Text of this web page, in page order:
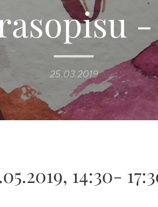
25.03.2019
14:30-